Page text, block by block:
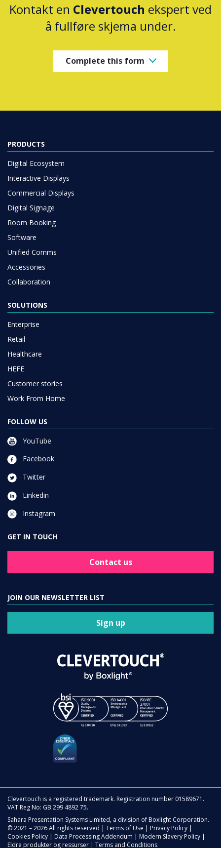
Kontakt en Clevertouch ekspert ved
å fullføre skjema under.
Complete this form
PRODUCTS
Digital Ecosystem
Interactive Displays
Commercial Displays
Digital Signage
Room Booking
Software
Unified Comms
Accessories
Collaboration
SOLUTIONS
Enterprise
Retail
Healthcare
HEFE
Customer stories
Work From Home
FOLLOW US
YouTube
Facebook
Twitter
Linkedin
Instagram
GET IN TOUCH
Contact us
JOIN OUR NEWSLETTER LIST
Sign up
Clevertouch is a registered trademark. Registration number 01589671.
VAT Reg No: GB 299 4892 75.
Sahara Presentation Systems Limited, a division of Boxlight Corporation.
© 2021 – 2026 All rights reserved | Terms of Use | Privacy Policy |
Cookies Policy | Data Processing Addendum | Modern Slavery Policy |
Eldre produkter og ressurser | Terms and Conditions